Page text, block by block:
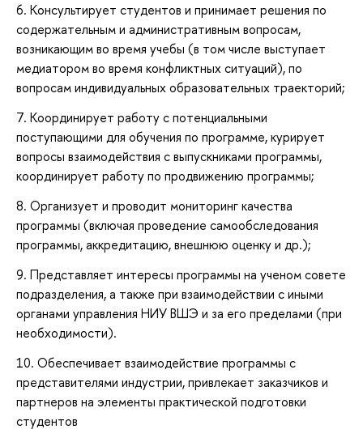
6. Консультирует студентов и принимает решения по
содержательным и административным вопросам,
возникающим во время учебы (в том числе выступает
медиатором во время конфликтных ситуаций), по
вопросам индивидуальных образовательных траекторий;
7. Координирует работу с потенциальными
поступающими для обучения по программе, курирует
вопросы взаимодействия с выпускниками программы,
координирует работу по продвижению программы;
8. Организует и проводит мониторинг качества
программы (включая проведение самообследования
программы, аккредитацию, внешнюю оценку и др.);
9. Представляет интересы программы на ученом совете
подразделения, а также при взаимодействии с иными
органами управления НИУ ВШЭ и за его пределами (при
необходимости).
10. Обеспечивает взаимодействие программы с
представителями индустрии, привлекает заказчиков и
партнеров на элементы практической подготовки
студентов